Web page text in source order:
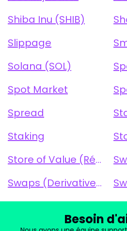
Shiba Inu (SHIB)
Slippage
Solana (SOL)
Spot Market
Spread
Staking
Store of Value (Réserve de Valeur)
Swaps (Derivatives)
Besoin